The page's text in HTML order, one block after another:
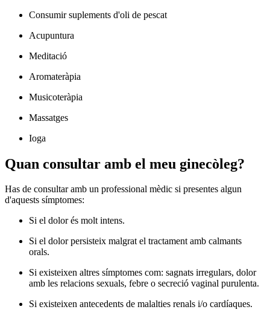
Consumir suplements d'oli de pescat
Acupuntura
Meditació
Aromateràpia
Musicoteràpia
Massatges
Ioga
Quan consultar amb el meu ginecòleg?
Has de consultar amb un professional mèdic si presentes algun
d'aquests símptomes:
Si el dolor és molt intens.
Si el dolor persisteix malgrat el tractament amb calmants
orals.
Si existeixen altres símptomes com: sagnats irregulars, dolor
amb les relacions sexuals, febre o secreció vaginal purulenta.
Si existeixen antecedents de malalties renals i/o cardíaques.